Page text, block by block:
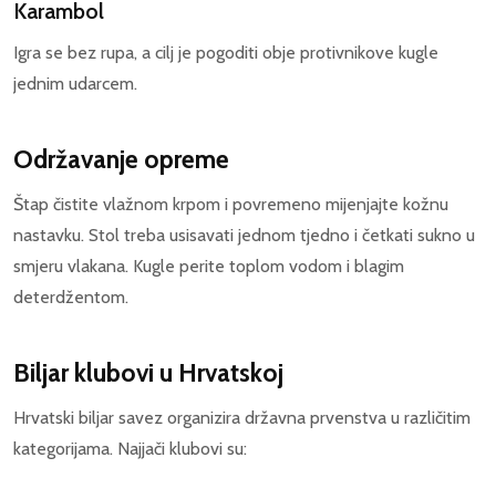
Karambol
Igra se bez rupa, a cilj je pogoditi obje protivnikove kugle
jednim udarcem.
Održavanje opreme
Štap čistite vlažnom krpom i povremeno mijenjajte kožnu
nastavku. Stol treba usisavati jednom tjedno i četkati sukno u
smjeru vlakana. Kugle perite toplom vodom i blagim
deterdžentom.
Biljar klubovi u Hrvatskoj
Hrvatski biljar savez organizira državna prvenstva u različitim
kategorijama. Najjači klubovi su: